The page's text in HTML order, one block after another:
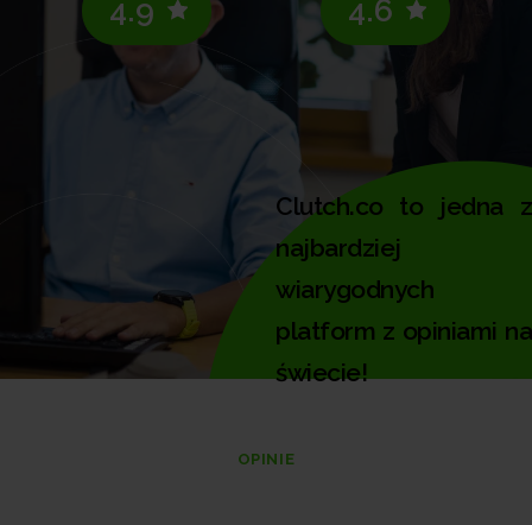
4.9 4.6
Clutch.co to jedna z
najbardziej
wiarygodnych
platform z opiniami na
świecie!
OPINIE